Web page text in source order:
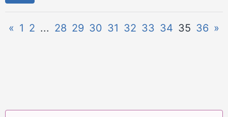
« 1 2 ... 28 29 30 31 32 33 34 35 36 »